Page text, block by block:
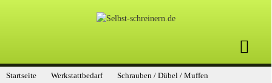
Startseite Werkstattbedarf
Schrauben / Dübel / Muffen